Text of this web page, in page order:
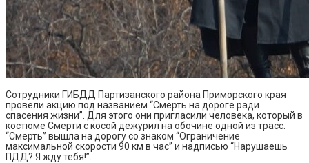
Сотрудники ГИБДД Партизанского района Приморского края
провели акцию под названием “Смерть на дороге ради
спасения жизни”. Для этого они пригласили человека, который в
костюме Смерти с косой дежурил на обочине одной из трасс.
“Смерть” вышла на дорогу со знаком “Ограничение
максимальной скорости 90 км в час” и надписью “Нарушаешь
ПДД? Я жду тебя!”.